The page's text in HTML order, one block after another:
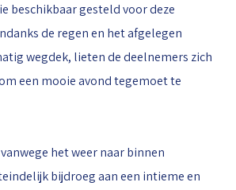
beschikbaar gesteld voor deze
de regen en het afgelegen
wegdek, lieten de deelnemers zich
een mooie avond tegemoet te
het weer naar binnen
bijdroeg aan een intieme en